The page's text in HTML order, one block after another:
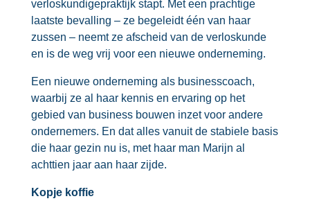
verloskundigepraktijk stapt. Met een prachtige
laatste bevalling – ze begeleidt één van haar
zussen – neemt ze afscheid van de verloskunde
en is de weg vrij voor een nieuwe onderneming.
Een nieuwe onderneming als businesscoach,
waarbij ze al haar kennis en ervaring op het
gebied van business bouwen inzet voor andere
ondernemers. En dat alles vanuit de stabiele basis
die haar gezin nu is, met haar man Marijn al
achttien jaar aan haar zijde.
Kopje koffie